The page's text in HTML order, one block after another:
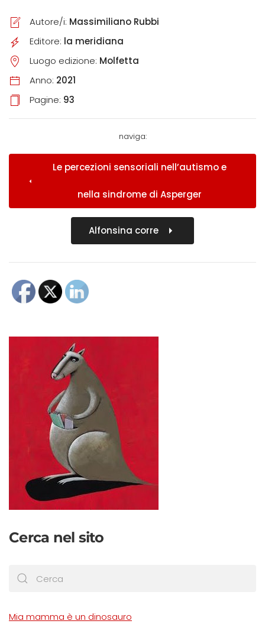
Autore/i: Massimiliano Rubbi
Editore: la meridiana
Luogo edizione: Molfetta
Anno: 2021
Pagine: 93
naviga:
Le percezioni sensoriali nell’autismo e
nella sindrome di Asperger
Alfonsina corre
Cerca nel sito
Mia mamma è un dinosauro